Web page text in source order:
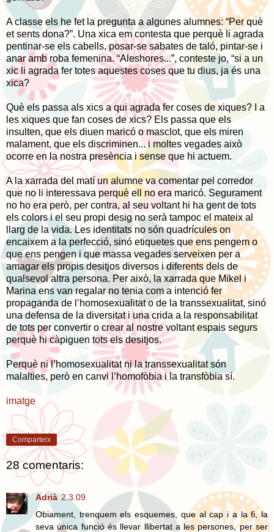
A classe els he fet la pregunta a algunes alumnes: “Per què
et sents dona?”. Una xica em contesta que perquè li agrada
pentinar-se els cabells, posar-se sabates de taló, pintar-se i
anar amb roba femenina. “Aleshores...”, conteste jo, “si a un
xic li agrada fer totes aquestes coses que tu dius, ja és una
xica?
Què els passa als xics a qui agrada fer coses de xiques? I a
les xiques que fan coses de xics? Els passa que els
insulten, que els diuen maricó o masclot, que els miren
malament, que els discriminen... i moltes vegades això
ocorre en la nostra presència i sense que hi actuem.
A la xarrada del matí un alumne va comentar pel corredor
que no li interessava perquè ell no era maricó. Segurament
no ho era però, per contra, al seu voltant hi ha gent de tots
els colors i el seu propi desig no serà tampoc el mateix al
llarg de la vida. Les identitats no són quadrícules on
encaixem a la perfecció, sinó etiquetes que ens pengem o
que ens pengen i que massa vegades serveixen per a
amagar els propis desitjos diversos i diferents dels de
qualsevol altra persona. Per això, la xarrada que Mikel i
Marina ens van regalar no tenia com a intenció fer
propaganda de l’homosexualitat o de la transsexualitat, sinó
una defensa de la diversitat i una crida a la responsabilitat
de tots per convertir o crear al nostre voltant espais segurs
perquè hi càpiguen tots els desitjos.
Perquè ni l’homosexualitat ni la transsexualitat són
malalties, però en canvi l’homofòbia i la transfòbia sí.
imatge
Comparteix
28 comentaris:
Adrià 2.3.09
Obiament, trenquem els esquemes, que al cap i a la fi, la
seva única funció és llevar llibertat a les persones, per ser